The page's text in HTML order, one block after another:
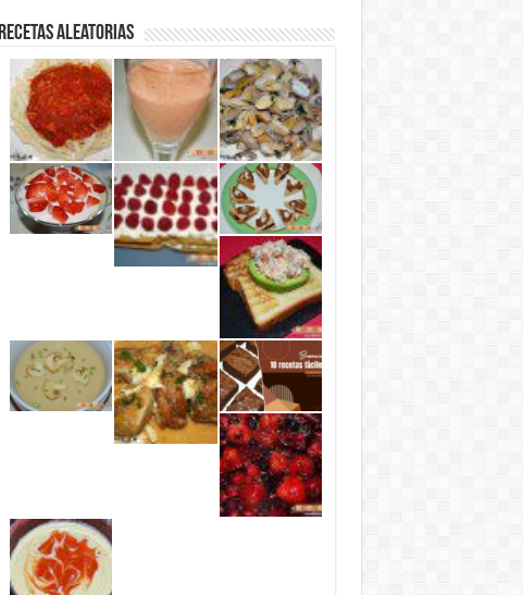
Recetas aleatorias